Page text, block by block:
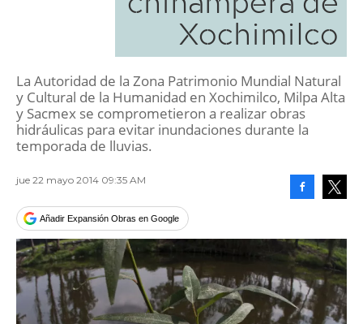
Xochimilco
La Autoridad de la Zona Patrimonio Mundial Natural
y Cultural de la Humanidad en Xochimilco, Milpa Alta
y Sacmex se comprometieron a realizar obras
hidráulicas para evitar inundaciones durante la
temporada de lluvias.
jue 22 mayo 2014 09:35 AM
Añadir Expansión Obras en Google